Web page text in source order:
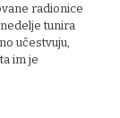
radionice
tunira
učestvuju,
im je